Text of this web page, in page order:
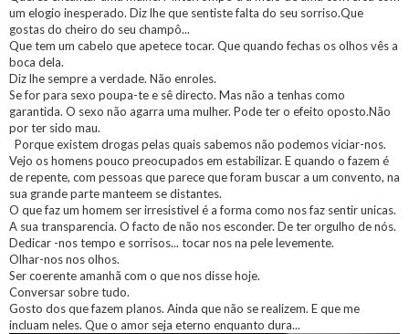
um elogio inesperado. Diz lhe que sentiste falta do seu sorriso.Que
gostas do cheiro do seu champô...
Que tem um cabelo que apetece tocar. Que quando fechas os olhos vês a
boca dela.
Diz lhe sempre a verdade. Não enroles.
Se for para sexo poupa-te e sê directo. Mas não a tenhas como
garantida. O sexo não agarra uma mulher. Pode ter o efeito oposto.Não
por ter sido mau.
Porque existem drogas pelas quais sabemos não podemos viciar-nos.
Vejo os homens pouco preocupados em estabilizar. E quando o fazem é
de repente, com pessoas que parece que foram buscar a um convento, na
sua grande parte manteem se distantes.
O que faz um homem ser irresistivel é a forma como nos faz sentir unicas.
A sua transparencia. O facto de não nos esconder. De ter orgulho de nós.
Dedicar -nos tempo e sorrisos... tocar nos na pele levemente.
Olhar-nos nos olhos.
Ser coerente amanhã com o que nos disse hoje.
Conversar sobre tudo.
Gosto dos que fazem planos. Ainda que não se realizem. E que me
incluam neles. Que o amor seja eterno enquanto dura...